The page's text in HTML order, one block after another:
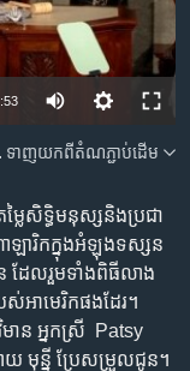
ទាញ​យក​ពី​តំណភ្ជាប់​ដើម
លៃ​សិទ្ធិមនុស្ស​និង​ប្រជា
ឡារិក​ក្នុង​អំឡុង​ទស្សន
ដែល​រួម​ទាំង​ពិធី​លាង​
ស់​អាមេរិក​ផងដែរ។
ាន អ្នក​ស្រី Patsy​
មុន្នី​ ប្រែសម្រួល​ជូន។